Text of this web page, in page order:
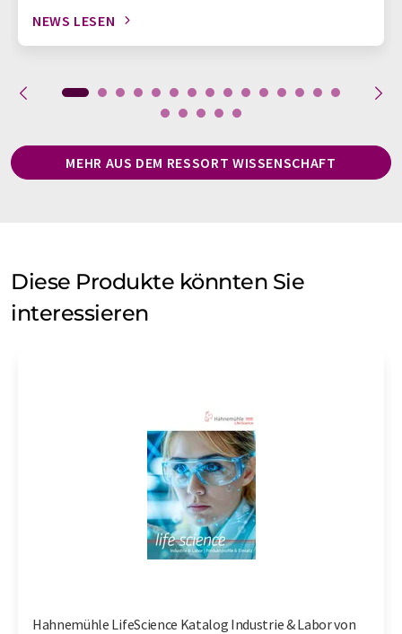
NEWS LESEN
MEHR AUS DEM RESSORT WISSENSCHAFT
Diese Produkte könnten Sie
interessieren
Hahnemühle LifeScience Katalog Industrie & Labor von